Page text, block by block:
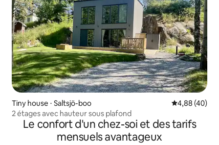
Tiny house ⋅ Saltsjö-boo Évaluation
4,88 (40)
2 étages avec hauteur sous plafond
Le confort d'un chez-soi et des tarifs
mensuels avantageux